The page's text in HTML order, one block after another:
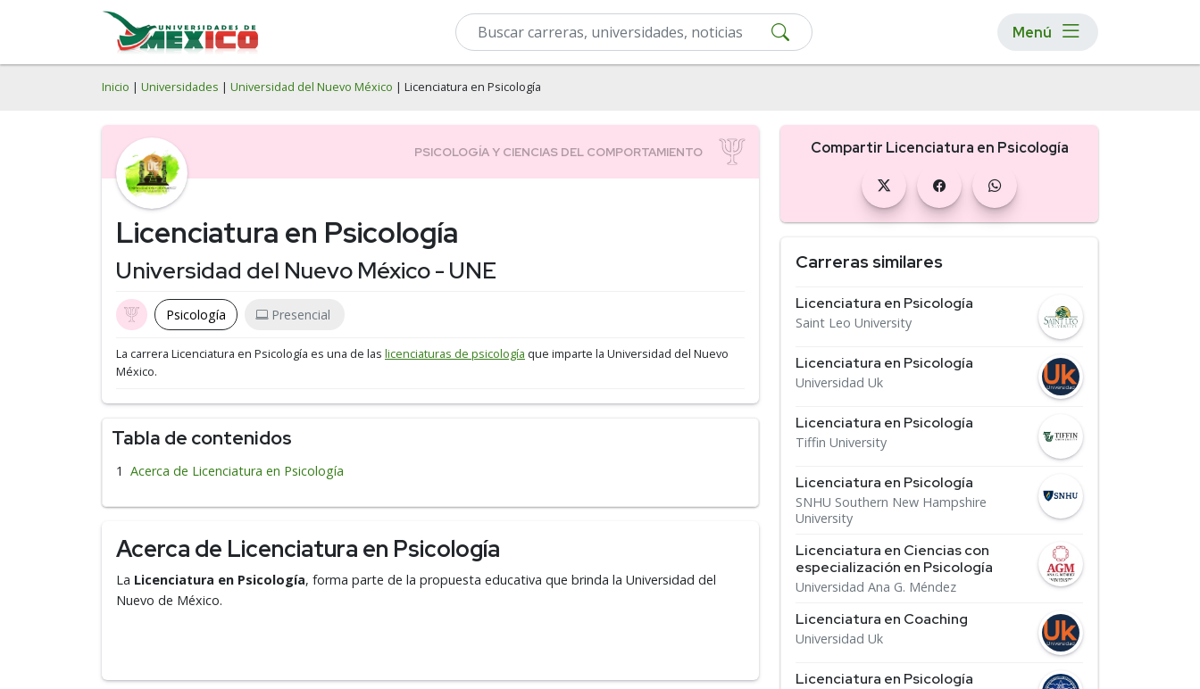
Menú
Inicio | Universidades | Universidad del Nuevo México | Licenciatura en Psicología
Licenciatura en Psicología
Universidad del Nuevo México - UNE
Psicología Presencial
La carrera Licenciatura en Psicología es una de las licenciaturas de psicología que imparte la Universidad del Nuevo
México.
Tabla de contenidos
Acerca de Licenciatura en Psicología
Acerca de Licenciatura en Psicología
La Licenciatura en Psicología, forma parte de la propuesta educativa que brinda la Universidad del
Nuevo de México.
Compartir Licenciatura en Psicología
Carreras similares
Licenciatura en Psicología
Saint Leo University
Licenciatura en Psicología
Universidad Uk
Licenciatura en Psicología
Tiffin University
Licenciatura en Psicología
SNHU Southern New Hampshire
University
Licenciatura en Ciencias con
especialización en Psicología
Universidad Ana G. Méndez
Licenciatura en Coaching
Universidad Uk
Licenciatura en Psicología